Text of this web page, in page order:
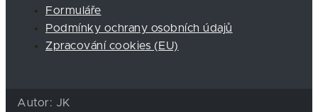
Formuláře
Podmínky ochrany osobních údajů
Zpracování cookies (EU)
Autor: JK